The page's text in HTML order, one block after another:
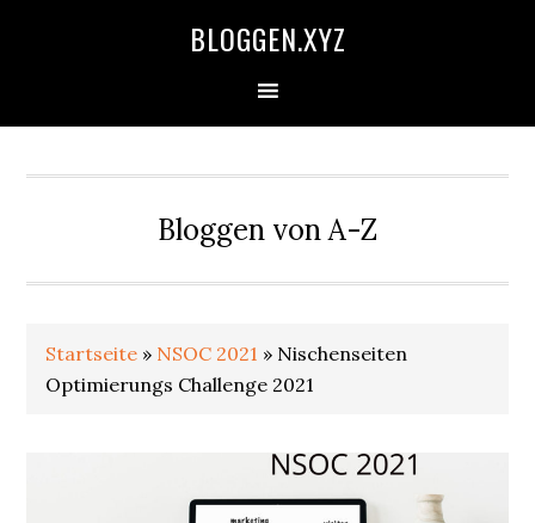
BLOGGEN.XYZ
Bloggen von A-Z
Startseite » NSOC 2021 » Nischenseiten
Optimierungs Challenge 2021